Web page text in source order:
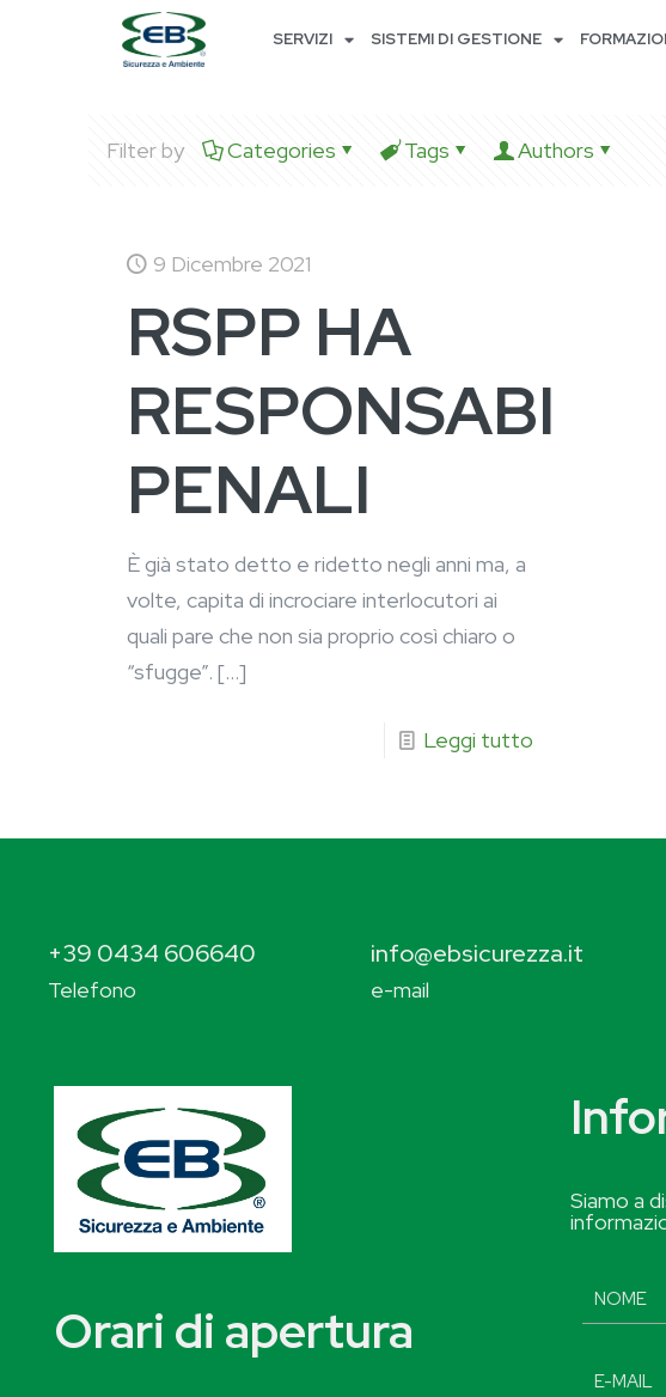
SERVIZI SISTEMI DI GESTIONE
Filter by Categories Tags Authors
9 Dicembre 2021
RSPP HA
RESPONSABILITÀ
PENALI
È già stato detto e ridetto negli anni ma, a
volte, capita di incrociare interlocutori ai
quali pare che non sia proprio così chiaro o
“sfugge”. […]
Leggi tutto
+39 0434 606640
Telefono
info@ebsicurezza.it
e-mail
Orari di apertura
Siamo a